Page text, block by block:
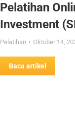
Pelatihan
Investment
Pelatihan Oktober 14,
Baca artikel